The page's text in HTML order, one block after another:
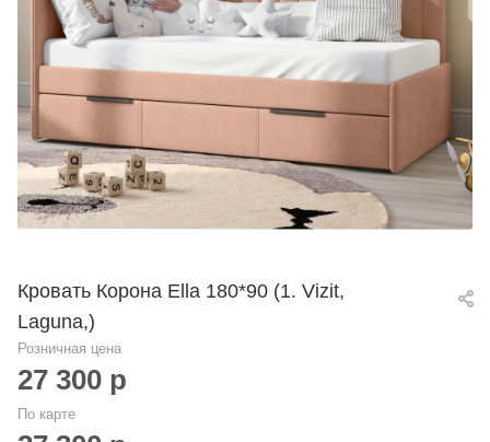
Кровать Корона Ella 180*90 (1. Vizit,
Laguna,)
Розничная цена
27 300 р
По карте